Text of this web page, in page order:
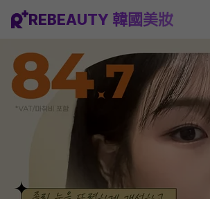
REBEAUTY 韓國美妝